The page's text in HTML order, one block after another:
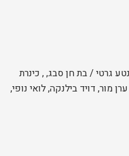
גרטי / בת חן סבג, , כינרת
מור, דויד בילנקה, לואי נופי,